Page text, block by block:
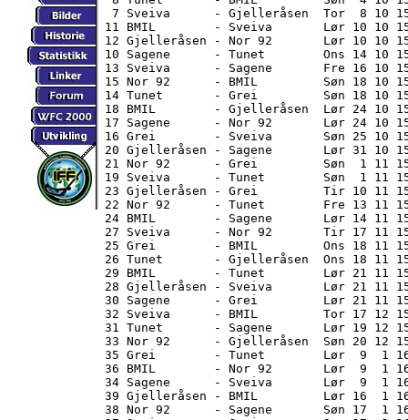
7 Sveiva      - Gjelleråsen  Tor  8 10 15
11 BMIL        - Sveiva       Lør 10 10 15
12 Gjelleråsen - Nor 92       Lør 10 10
10 Sagene      - Tunet        Ons 14 10
13 Sveiva      - Sagene       Fre 16 10 15
15 Nor 92      - BMIL         Søn 18 10 15
14 Tunet       - Grei         Søn 18 10 15
18 BMIL        - Gjelleråsen  Lør 24 10 15
17 Sagene      - Nor 92       Lør 24 10
16 Grei        - Sveiva       Søn 25 10 15
20 Gjelleråsen - Sagene       Lør 31 10
21 Nor 92      - Grei         Søn  1 11 15
19 Sveiva      - Tunet        Søn  1 11 15
23 Gjelleråsen - Grei         Tir 10 11
22 Nor 92      - Tunet        Fre 13 11 15
24 BMIL        - Sagene       Lør 14 11 15
27 Sveiva      - Nor 92       Tir 17 11 15
25 Grei        - BMIL         Ons 18 11 15
26 Tunet       - Gjelleråsen  Ons 18 11 15
29 BMIL        - Tunet        Lør 21 11 15
28 Gjelleråsen - Sveiva       Lør 21 11
30 Sagene      - Grei         Lør 21 11 15
32 Sveiva      - BMIL         Tor 17 12 15
31 Tunet       - Sagene       Lør 19 12 15
33 Nor 92      - Gjelleråsen  Søn 20 12
35 Grei        - Tunet        Lør  9  1 16
36 BMIL        - Nor 92       Lør  9  1 16
34 Sagene      - Sveiva       Lør  9  1 16
39 Gjelleråsen - BMIL         Lør 16  1
38 Nor 92      - Sagene       Søn 17  1 16